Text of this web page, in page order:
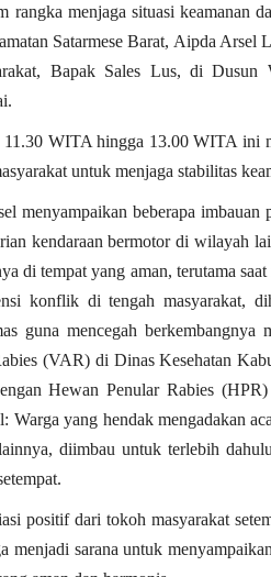
rangka menjaga situasi keamanan
Satarmese Barat, Aipda Arsel
Bapak Sales Lus, di Dusun
WITA hingga 13.00 WITA ini
untuk menjaga stabilitas
menyampaikan beberapa
kendaraan bermotor di wilayah
di tempat yang aman, terutama
konflik di tengah masyarakat,
guna mencegah berkembangnya
(VAR) di Dinas Kesehatan
Hewan Penular Rabies
: Warga yang hendak mengadakan
diimbau untuk terlebih
positif dari tokoh masyarakat
menjadi sarana untuk